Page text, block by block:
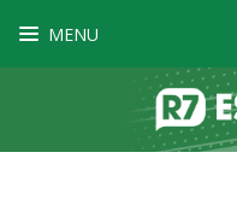
MENU